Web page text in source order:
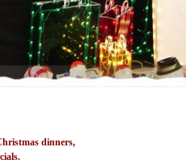
dinners,